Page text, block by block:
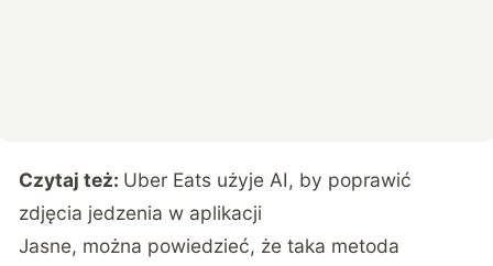
Czytaj też: Uber Eats użyje AI, by poprawić
zdjęcia jedzenia w aplikacji
Jasne, można powiedzieć, że taka metoda